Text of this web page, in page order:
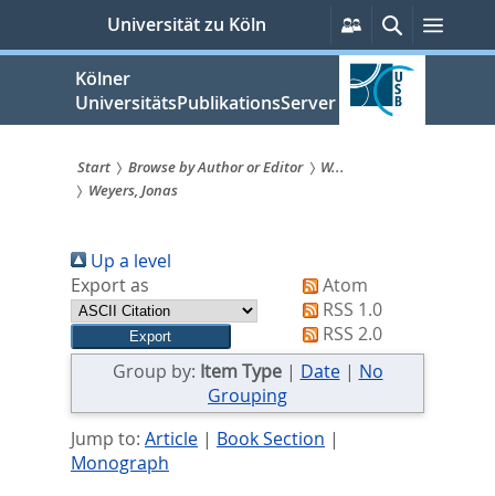
springen
Universität zu Köln
Persönliche
Services
SucheMenü
Kölner
UniversitätsPublikationsServer
Sie
sind
hier:
Start Browse by Author or Editor
W...
Weyers, Jonas
Up a level
Export as
Atom
RSS 1.0
RSS 2.0
Group by: Item Type| Date| No
Grouping
Jump to: Article| Book Section |
Monograph